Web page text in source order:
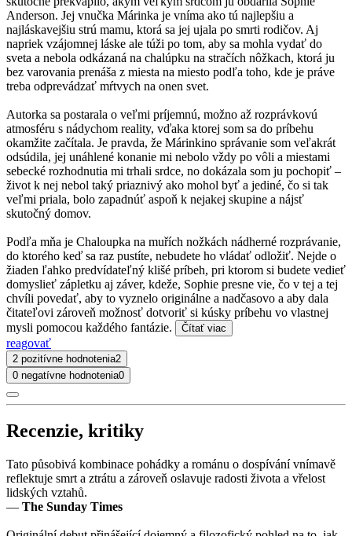
Anderson. Jej vnučka Márinka je vníma ako tú najlepšiu a
najláskavejšiu strú mamu, ktorá sa jej ujala po smrti rodičov. Aj
napriek vzájomnej láske ale túži po tom, aby sa mohla vydať do
sveta a nebola odkázaná na chalúpku na stračích nôžkach, ktorá ju
bez varovania prenáša z miesta na miesto podľa toho, kde je práve
treba odprevádzať mŕtvych na onen svet.
Autorka sa postarala o veľmi príjemnú, možno až rozprávkovú
atmosféru s nádychom reality, vďaka ktorej som sa do príbehu
okamžite začítala. Je pravda, že Márinkino správanie som veľakrát
odsúdila, jej unáhlené konanie mi nebolo vždy po vôli a miestami
sebecké rozhodnutia mi trhali srdce, no dokázala som ju pochopiť –
život k nej nebol taký priaznivý ako mohol byť a jediné, čo si tak
veľmi priala, bolo zapadnúť aspoň k nejakej skupine a nájsť
skutočný domov.
Podľa mňa je Chaloupka na muřích nožkách nádherné rozprávanie,
do ktorého keď sa raz pustíte, nebudete ho vládať odložiť. Nejde o
žiaden ľahko predvídateľný klišé príbeh, pri ktorom si budete vedieť
domyslieť zápletku aj záver, kdeže, Sophie presne vie, čo v tej a tej
chvíli povedať, aby to vyznelo originálne a nadčasovo a aby dala
čitateľovi zároveň možnosť dotvoriť si kúsky príbehu vo vlastnej
mysli pomocou každého fantázie.
Čítať viac
reagovať
2 pozitívne hodnotenia2
0 negatívne hodnotenia0
Recenzie, kritiky
Tato působivá kombinace pohádky a románu o dospívání vnímavě
reflektuje smrt a ztrátu a zároveň oslavuje radosti života a vřelost
lidských vztahů.
— The Sunday Times